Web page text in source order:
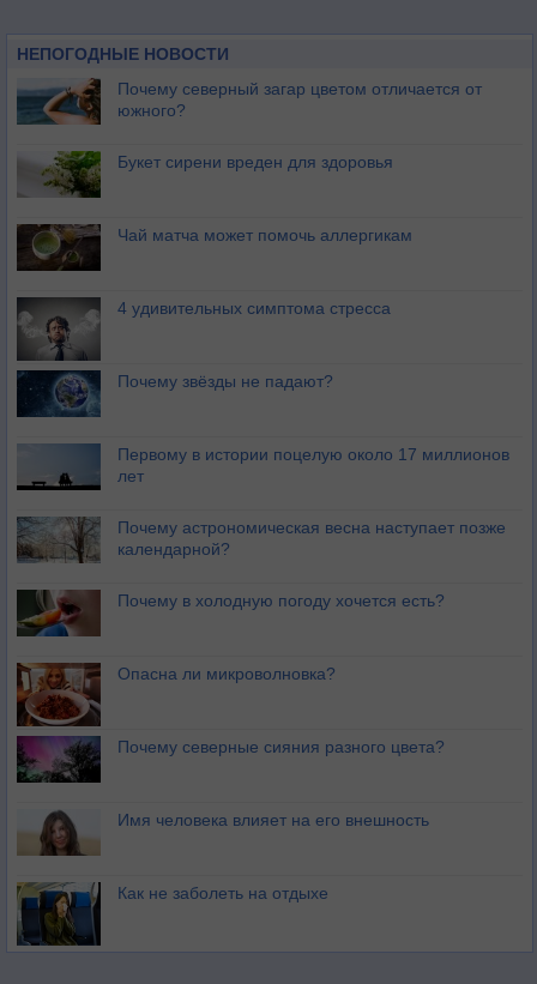
НЕПОГОДНЫЕ НОВОСТИ
Почему северный загар цветом отличается от
южного?
Букет сирени вреден для здоровья
Чай матча может помочь аллергикам
4 удивительных симптома стресса
Почему звёзды не падают?
Первому в истории поцелую около 17 миллионов
лет
Почему астрономическая весна наступает позже
календарной?
Почему в холодную погоду хочется есть?
Опасна ли микроволновка?
Почему северные сияния разного цвета?
Имя человека влияет на его внешность
Как не заболеть на отдыхе